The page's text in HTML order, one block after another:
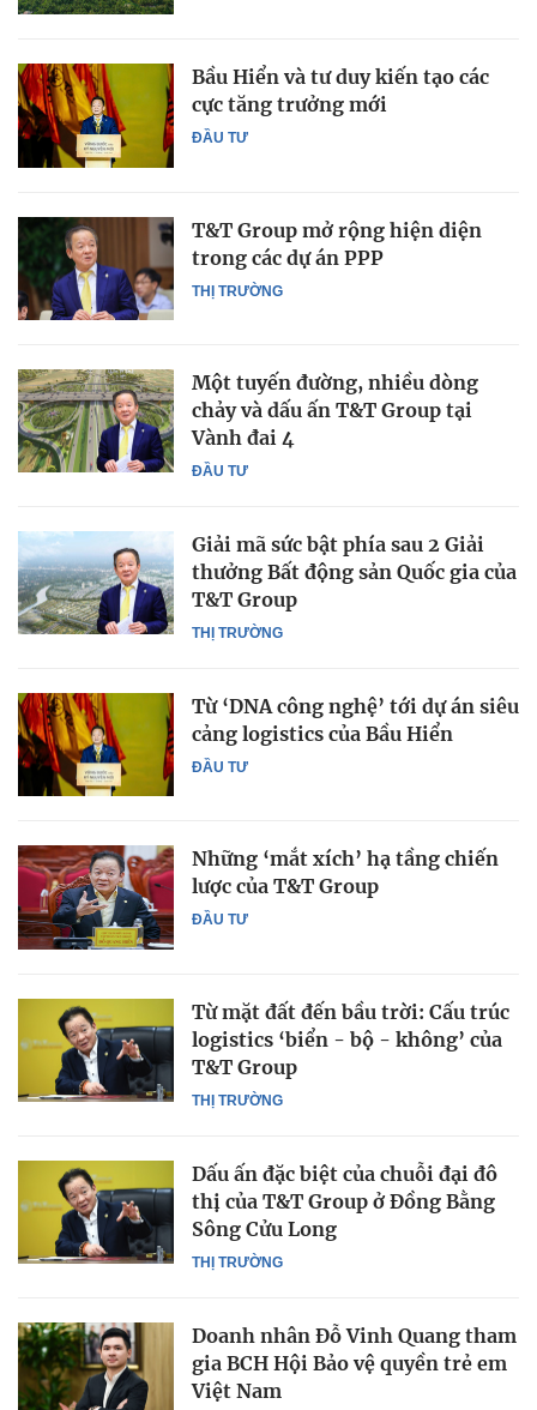
ĐẦU TƯ
Bầu Hiển và tư duy kiến tạo các
cực tăng trưởng mới
THỊ TRƯỜNG
T&T Group mở rộng hiện diện
trong các dự án PPP
ĐẦU TƯ
Một tuyến đường, nhiều dòng
chảy và dấu ấn T&T Group tại
Vành đai 4
THỊ TRƯỜNG
Giải mã sức bật phía sau 2 Giải
thưởng Bất động sản Quốc gia của
T&T Group
ĐẦU TƯ
Từ ‘DNA công nghệ’ tới dự án siêu
cảng logistics của Bầu Hiển
ĐẦU TƯ
Những ‘mắt xích’ hạ tầng chiến
lược của T&T Group
THỊ TRƯỜNG
Từ mặt đất đến bầu trời: Cấu trúc
logistics ‘biển - bộ - không’ của
T&T Group
THỊ TRƯỜNG
Dấu ấn đặc biệt của chuỗi đại đô
thị của T&T Group ở Đồng Bằng
Sông Cửu Long
Doanh nhân Đỗ Vinh Quang tham
gia BCH Hội Bảo vệ quyền trẻ em
Việt Nam